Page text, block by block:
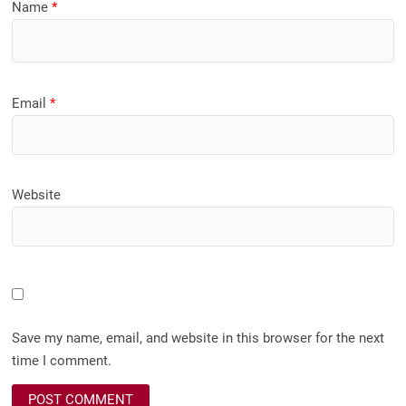
Name*
Email*
Website
Save my name, email, and website in this browser for the next
time I comment.